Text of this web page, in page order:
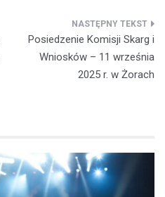
Posiedzenie Komisji Skarg i
Wniosków – 11 września
2025 r. w Żorach